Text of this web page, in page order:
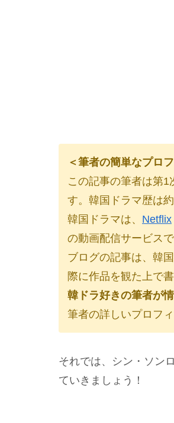
＜筆者の簡単なプロ
この記事の筆者は第1
す。韓国ドラマ歴は約
韓国ドラマは、 Netflix
の動画配信サービス
ブログの記事は、韓
際に作品を観た上で
韓ドラ好きの筆者が
筆者の詳しいプロフ
それでは、シン・ソン
ていきましょう！